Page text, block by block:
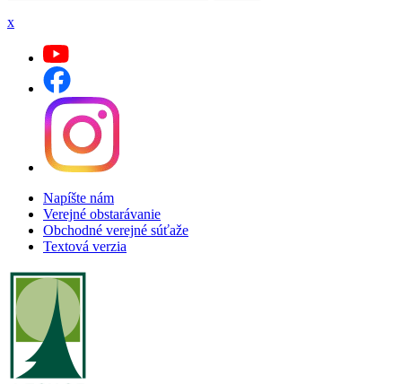
x
Napíšte nám
Verejné obstarávanie
Obchodné verejné súťaže
Textová verzia